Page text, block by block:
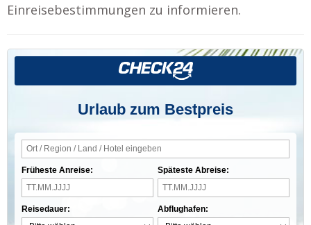
Einreisebestimmungen zu informieren.
Urlaub zum Bestpreis
Früheste Anreise:
Reisedauer:
Späteste Abreise:
Abflughafen: